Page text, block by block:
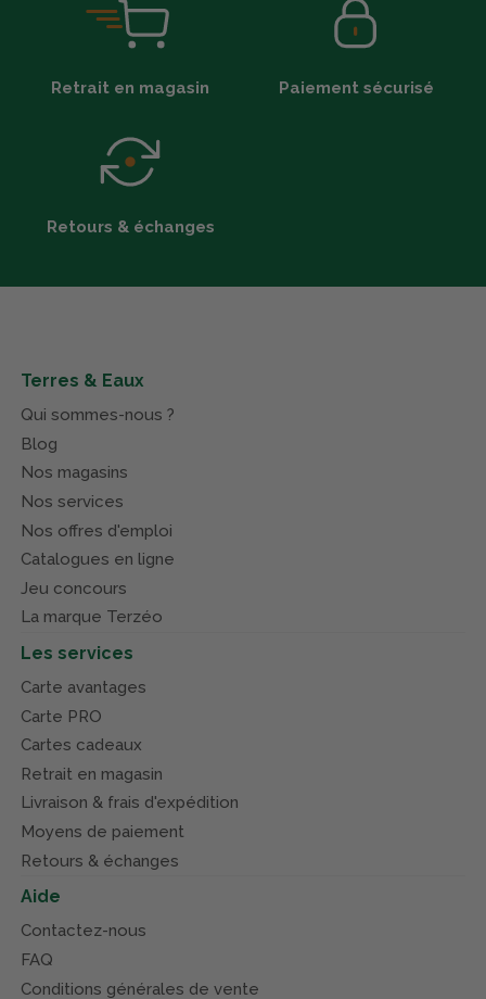
Retrait en magasin Paiement sécurisé
Retours & échanges
Terres & Eaux
Qui sommes-nous ?
Blog
Nos magasins
Nos services
Nos offres d'emploi
Catalogues en ligne
Jeu concours
La marque Terzéo
Les services
Carte avantages
Carte PRO
Cartes cadeaux
Retrait en magasin
Livraison & frais d'expédition
Moyens de paiement
Retours & échanges
Aide
Contactez-nous
FAQ
Conditions générales de vente